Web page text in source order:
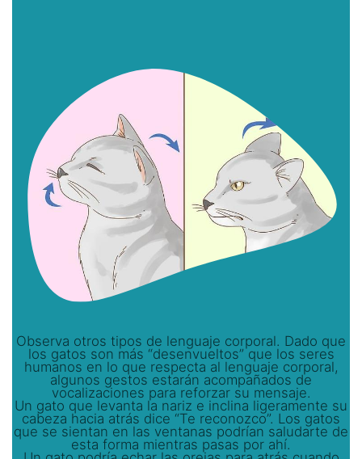
Observa otros tipos de lenguaje corporal. Dado que
los gatos son más “desenvueltos” que los seres
humanos en lo que respecta al lenguaje corporal,
algunos gestos estarán acompañados de
vocalizaciones para reforzar su mensaje.
Un gato que levanta la nariz e inclina ligeramente su
cabeza hacia atrás dice “Te reconozco”. Los gatos
que se sientan en las ventanas podrían saludarte de
esta forma mientras pasas por ahí.